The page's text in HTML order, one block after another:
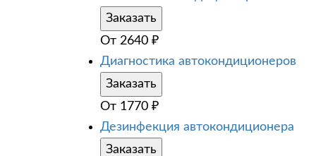
Заказать
От 2640 ₽
Диагностика автокондиционеров
Заказать
От 1770 ₽
Дезинфекция автокондиционера
Заказать